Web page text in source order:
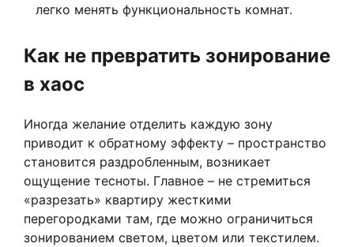
легко менять функциональность комнат.
Как не превратить зонирование
в хаос
Иногда желание отделить каждую зону
приводит к обратному эффекту – пространство
становится раздробленным, возникает
ощущение тесноты. Главное – не стремиться
«разрезать» квартиру жесткими
перегородками там, где можно ограничиться
зонированием светом, цветом или текстилем.